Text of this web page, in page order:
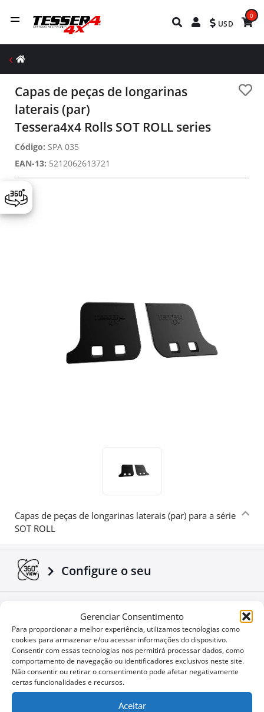
Gerenciar Consentimento
Para proporcionar a melhor experiência, utilizamos tecnologias como
cookies para armazenar e/ou acessar informações do dispositivo.
Consentir com essas tecnologias nos permitirá processar dados, como
comportamento de navegação ou identificadores exclusivos neste site.
Não consentir ou retirar o consentimento pode afetar negativamente
certas funcionalidades e recursos.
Aceitar
USD
0
Capas de peças de longarinas
laterais (par)
Tessera4x4 Rolls SOT ROLL series
Código: SPA 035
EAN-13: 5212062613721
Capas de peças de longarinas laterais (par) para a série
SOT ROLL
Configure o seu
Baixar Folhetos e Manuais
Notícias Corporativas
Ofertas especiais